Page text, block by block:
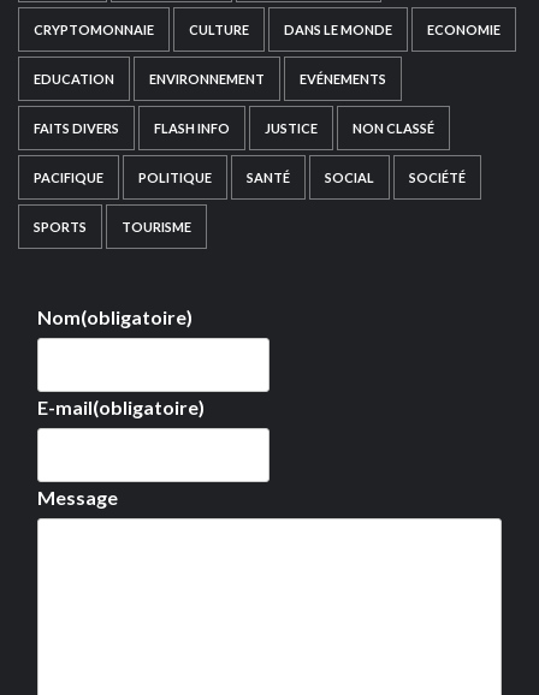
CRYPTOMONNAIE CULTURE DANS LE MONDE ECONOMIE
EDUCATION ENVIRONNEMENT EVÉNEMENTS
FAITS DIVERS FLASH INFO JUSTICE NON CLASSÉ
PACIFIQUE POLITIQUE SANTÉ SOCIAL SOCIÉTÉ
SPORTS TOURISME
Nom(obligatoire)
E-mail(obligatoire)
Message